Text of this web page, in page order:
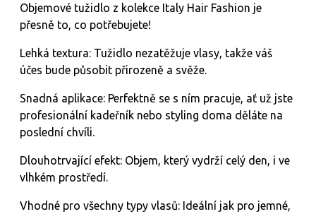
Objemové tužidlo z kolekce Italy Hair Fashion je
přesně to, co potřebujete!
Lehká textura: Tužidlo nezatěžuje vlasy, takže váš
účes bude působit přirozeně a svěže.
Snadná aplikace: Perfektně se s ním pracuje, ať už jste
profesionální kadeřník nebo styling doma děláte na
poslední chvíli.
Dlouhotrvající efekt: Objem, který vydrží celý den, i ve
vlhkém prostředí.
Vhodné pro všechny typy vlasů: Ideální jak pro jemné,